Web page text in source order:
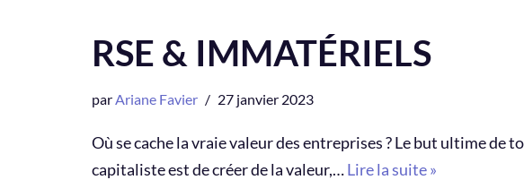
RSE & IMMATÉRIELS
parAriane Favier 27 janvier 2023
Où se cache la vraie valeur des entreprises ? Le but ultime de
capitaliste est de créer de la valeur,…Lire la suite »